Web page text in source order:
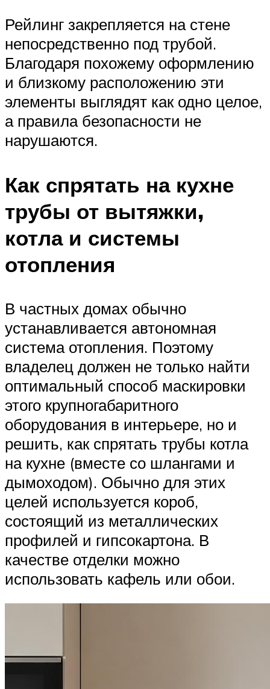
Рейлинг закрепляется на стене
непосредственно под трубой.
Благодаря похожему оформлению
и близкому расположению эти
элементы выглядят как одно целое,
а правила безопасности не
нарушаются.
Как спрятать на кухне
трубы от вытяжки,
котла и системы
отопления
В частных домах обычно
устанавливается автономная
система отопления. Поэтому
владелец должен не только найти
оптимальный способ маскировки
этого крупногабаритного
оборудования в интерьере, но и
решить, как спрятать трубы котла
на кухне (вместе со шлангами и
дымоходом). Обычно для этих
целей используется короб,
состоящий из металлических
профилей и гипсокартона. В
качестве отделки можно
использовать кафель или обои.